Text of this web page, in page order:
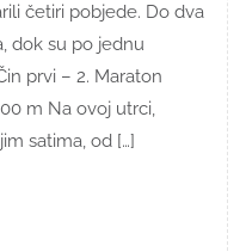
četiri pobjede. Do dva
dok su po jednu
prvi – 2. Maraton
m Na ovoj utrci,
satima, od […]